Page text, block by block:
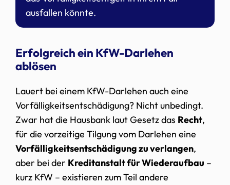
ausfallen könnte.
Erfolgreich ein KfW-Darlehen
ablösen
Lauert bei einem KfW-Darlehen auch eine
Vorfälligkeitsentschädigung? Nicht unbedingt.
Zwar hat die Hausbank laut Gesetz das Recht,
für die vorzeitige Tilgung vom Darlehen eine
Vorfälligkeitsentschädigung zu verlangen,
aber bei der Kreditanstalt für Wiederaufbau –
kurz KfW – existieren zum Teil andere